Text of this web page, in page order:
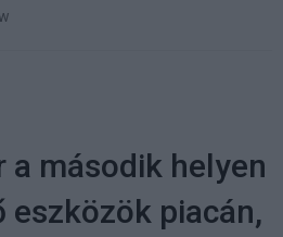
a második helyen
eszközök piacán,